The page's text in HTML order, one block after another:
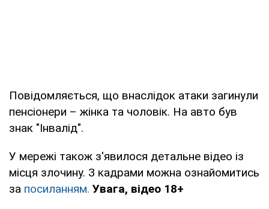
Повідомляється, що внаслідок атаки загинули
пенсіонери – жінка та чоловік. На авто був
знак "Інвалід".
У мережі також з'явилося детальне відео із
місця злочину. З кадрами можна ознайомитись
за посиланням. Увага, відео 18+